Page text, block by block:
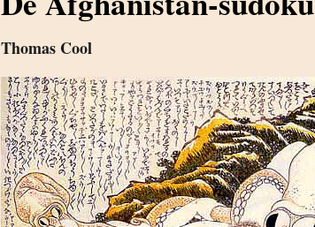
Thomas Cool